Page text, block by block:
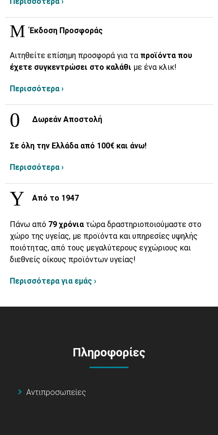
Έκδοση Προσφοράς
Αιτηθείτε επίσημη προσφορά για τα προϊόντα που
έχετε συγκεντρώσει στο καλάθι με ένα κλικ!
Περισσότερα ›
Δωρεάν Αποστολή
Σε όλη την Ελλάδα από 100€ και άνω!
Περισσότερα ›
Από το 1947
Πάνω από 79 χρόνια τώρα δραστηριοποιούμαστε στο
χώρο της υγείας, με προϊόντα και υπηρεσίες υψηλής
ποιότητας, από τους μεγαλύτερους εγχώριους και
διεθνείς οίκους προϊόντων υγείας!
Περισσότερα για εμάς ›
Πληροφορίες
Αντιπροσωπείες